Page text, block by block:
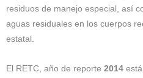
residuos de manejo especial, así
aguas residuales en los cuerpos
estatal.
El RETC, año de reporte 2014